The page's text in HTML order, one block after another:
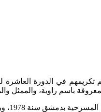
باسم راوية، والممثل
ويُعد